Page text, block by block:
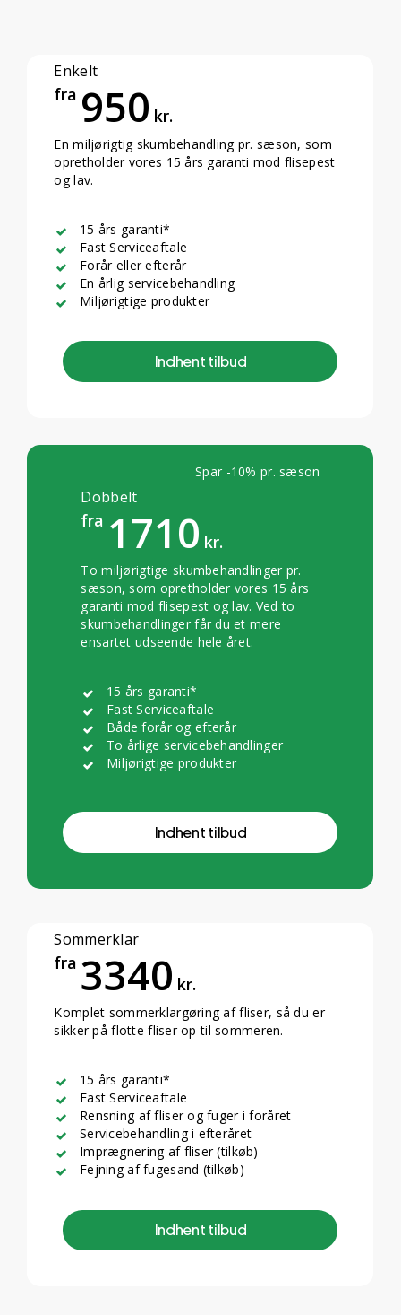
Enkelt
fra 950 kr.
En miljørigtig skumbehandling pr. sæson, som
opretholder vores 15 års garanti mod flisepest
og lav.
15 års garanti*
Fast Serviceaftale
Forår eller efterår
En årlig servicebehandling
Miljørigtige produkter
Indhenttilbud
Spar -10% pr. sæson
Dobbelt
fra 1710 kr.
To miljørigtige skumbehandlinger pr.
sæson, som opretholder vores 15 års
garanti mod flisepest og lav. Ved to
skumbehandlinger får du et mere
ensartet udseende hele året.
15 års garanti*
Fast Serviceaftale
Både forår og efterår
To årlige servicebehandlinger
Miljørigtige produkter
Indhenttilbud
Sommerklar
fra 3340 kr.
Komplet sommerklargøring af fliser, så du er
sikker på flotte fliser op til sommeren.
15 års garanti*
Fast Serviceaftale
Rensning af fliser og fuger i foråret
Servicebehandling i efteråret
Imprægnering af fliser (tilkøb)
Fejning af fugesand (tilkøb)
Indhenttilbud